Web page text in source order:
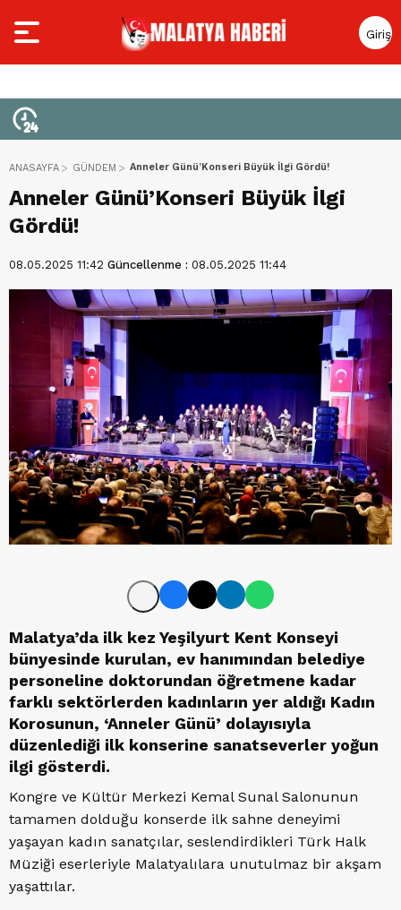
Giriş
Yap
ANASAYFA GÜNDEM Anneler Günü’Konseri Büyük İlgi Gördü!
Anneler Günü’Konseri Büyük İlgi
Gördü!
08.05.2025 11:42 Güncellenme : 08.05.2025 11:44
Malatya’da ilk kez Yeşilyurt Kent Konseyi
bünyesinde kurulan, ev hanımından belediye
personeline doktorundan öğretmene kadar
farklı sektörlerden kadınların yer aldığı Kadın
Korosunun, ‘Anneler Günü’ dolayısıyla
düzenlediği ilk konserine sanatseverler yoğun
ilgi gösterdi.
Kongre ve Kültür Merkezi Kemal Sunal Salonunun
tamamen dolduğu konserde ilk sahne deneyimi
yaşayan kadın sanatçılar, seslendirdikleri Türk Halk
Müziği eserleriyle Malatyalılara unutulmaz bir akşam
yaşattılar.